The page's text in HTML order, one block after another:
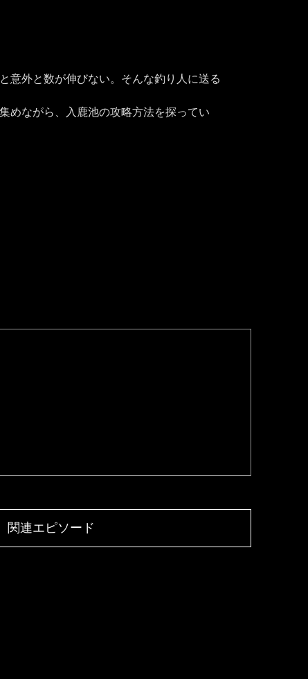
意外と数が伸びない。そんな釣り人に送る
めながら、入鹿池の攻略方法を探ってい
関連エピソード